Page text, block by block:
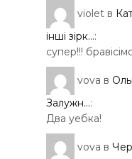
violet в
інші зірк...:
супер!!!
vova в
Залужн...:
Два уебка!
vova в